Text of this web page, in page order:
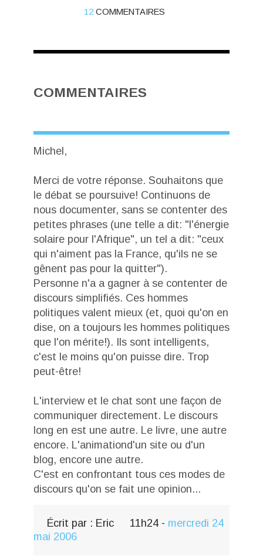
12 COMMENTAIRES
COMMENTAIRES
Michel,
Merci de votre réponse. Souhaitons que
le débat se poursuive! Continuons de
nous documenter, sans se contenter des
petites phrases (une telle a dit: "l'énergie
solaire pour l'Afrique", un tel a dit: "ceux
qui n'aiment pas la France, qu'ils ne se
gênent pas pour la quitter").
Personne n'a a gagner à se contenter de
discours simplifiés. Ces hommes
politiques valent mieux (et, quoi qu'on en
dise, on a toujours les hommes politiques
que l'on mérite!). Ils sont intelligents,
c'est le moins qu'on puisse dire. Trop
peut-être!
L'interview et le chat sont une façon de
communiquer directement. Le discours
long en est une autre. Le livre, une autre
encore. L'animationd'un site ou d'un
blog, encore une autre.
C'est en confrontant tous ces modes de
discours qu'on se fait une opinion...
Écrit par : Eric 11h24 - mercredi 24
mai 2006